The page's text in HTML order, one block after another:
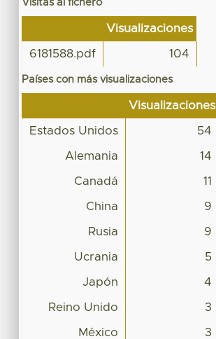
Visitas al fichero
Visualizaciones
6181588.pdf 104
Países con más visualizaciones
Visualizaciones
Estados Unidos 54
Alemania 14
Canadá 11
China 9
Rusia 9
Ucrania 5
Japón 4
Reino Unido 3
México 3